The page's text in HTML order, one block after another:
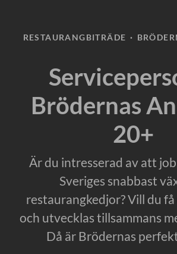
RESTAURANGBITRÄDE ·
Brödernas
20+
Är du intresserad av att
Sveriges snabbast
restaurangkedjor? Vill du
och utvecklas tillsammans
Då är Brödernas